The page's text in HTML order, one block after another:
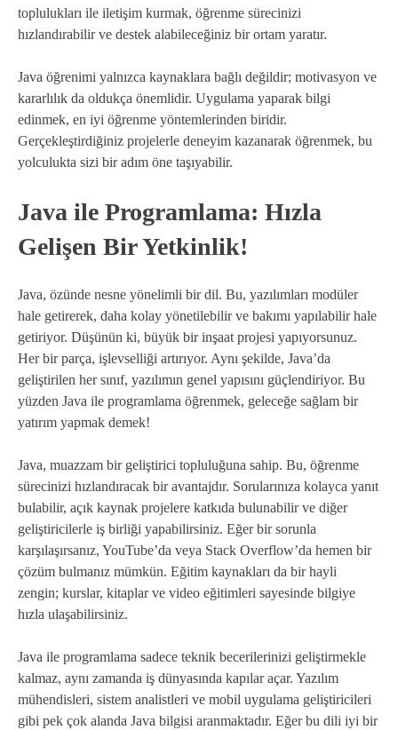
toplulukları ile iletişim kurmak, öğrenme sürecinizi
hızlandırabilir ve destek alabileceğiniz bir ortam yaratır.
Java öğrenimi yalnızca kaynaklara bağlı değildir; motivasyon ve
kararlılık da oldukça önemlidir. Uygulama yaparak bilgi
edinmek, en iyi öğrenme yöntemlerinden biridir.
Gerçekleştirdiğiniz projelerle deneyim kazanarak öğrenmek, bu
yolculukta sizi bir adım öne taşıyabilir.
Java ile Programlama: Hızla
Gelişen Bir Yetkinlik!
Java, özünde nesne yönelimli bir dil. Bu, yazılımları modüler
hale getirerek, daha kolay yönetilebilir ve bakımı yapılabilir hale
getiriyor. Düşünün ki, büyük bir inşaat projesi yapıyorsunuz.
Her bir parça, işlevselliği artırıyor. Aynı şekilde, Java’da
geliştirilen her sınıf, yazılımın genel yapısını güçlendiriyor. Bu
yüzden Java ile programlama öğrenmek, geleceğe sağlam bir
yatırım yapmak demek!
Java, muazzam bir geliştirici topluluğuna sahip. Bu, öğrenme
sürecinizi hızlandıracak bir avantajdır. Sorularınıza kolayca yanıt
bulabilir, açık kaynak projelere katkıda bulunabilir ve diğer
geliştiricilerle iş birliği yapabilirsiniz. Eğer bir sorunla
karşılaşırsanız, YouTube’da veya Stack Overflow’da hemen bir
çözüm bulmanız mümkün. Eğitim kaynakları da bir hayli
zengin; kurslar, kitaplar ve video eğitimleri sayesinde bilgiye
hızla ulaşabilirsiniz.
Java ile programlama sadece teknik becerilerinizi geliştirmekle
kalmaz, aynı zamanda iş dünyasında kapılar açar. Yazılım
mühendisleri, sistem analistleri ve mobil uygulama geliştiricileri
gibi pek çok alanda Java bilgisi aranmaktadır. Eğer bu dili iyi bir